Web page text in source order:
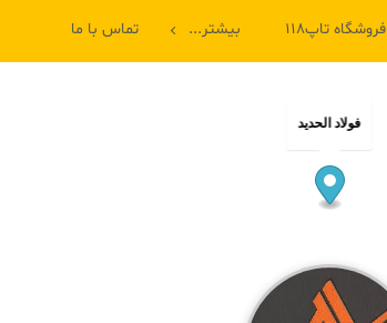
فروشگاه تاپ۱۱۸ بیشتر... تماس با ما
فولاد الحدید